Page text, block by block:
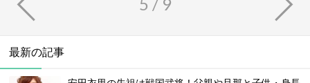
最新の記事